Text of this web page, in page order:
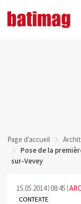
Page d'accueil
Pose de la
sur-Vevey
15.05.2014 08:45
CONTEXTE